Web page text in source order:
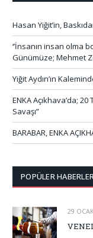
Hasan Yiğit’in,
‘’İnsanın insan olma
Günümüze; Mehmet
Yiğit Aydın’ın
ENKA Açıkhava’da;
Savaşı”
BARABAR, ENKA
POPÜLER
29